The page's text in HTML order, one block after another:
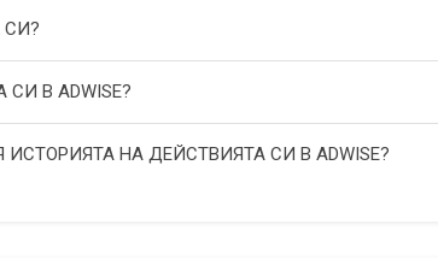
СИ?
В ADWISE?
НА ДЕЙСТВИЯТА СИ В ADWISE?